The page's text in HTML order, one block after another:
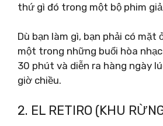
thứ gì đó trong một bộ phim
Dù bạn làm gì, bạn phải có mặt
một trong những buổi hòa
30 phút và diễn ra hàng ngày
giờ chiều.
2. EL RETIRO (KHU